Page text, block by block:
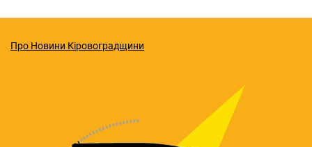
Про Новини Кіровоградщини